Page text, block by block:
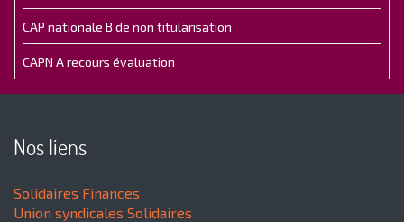
CAP nationale B de non titularisation
CAPN A recours évaluation
Nos liens
Solidaires Finances
Union syndicales Solidaires